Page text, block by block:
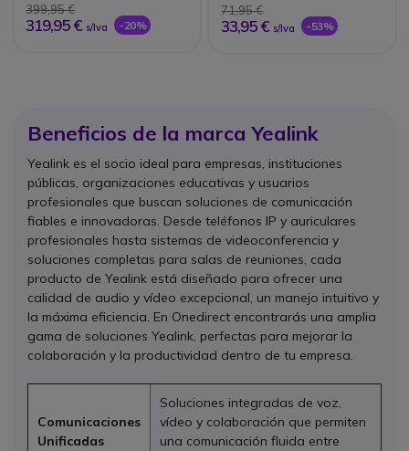
399,95 €
319,95 € s/Iva -20%
71,95 €
33,95 € s/Iva -53%
Beneficios de la marca Yealink
Yealink es el socio ideal para empresas, instituciones
públicas, organizaciones educativas y usuarios
profesionales que buscan soluciones de comunicación
fiables e innovadoras. Desde teléfonos IP y auriculares
profesionales hasta sistemas de videoconferencia y
soluciones completas para salas de reuniones, cada
producto de Yealink está diseñado para ofrecer una
calidad de audio y vídeo excepcional, un manejo intuitivo y
la máxima eficiencia. En Onedirect encontrarás una amplia
gama de soluciones Yealink, perfectas para mejorar la
colaboración y la productividad dentro de tu empresa.
Comunicaciones
Unificadas
Soluciones integradas de voz,
vídeo y colaboración que permiten
una comunicación fluida entre